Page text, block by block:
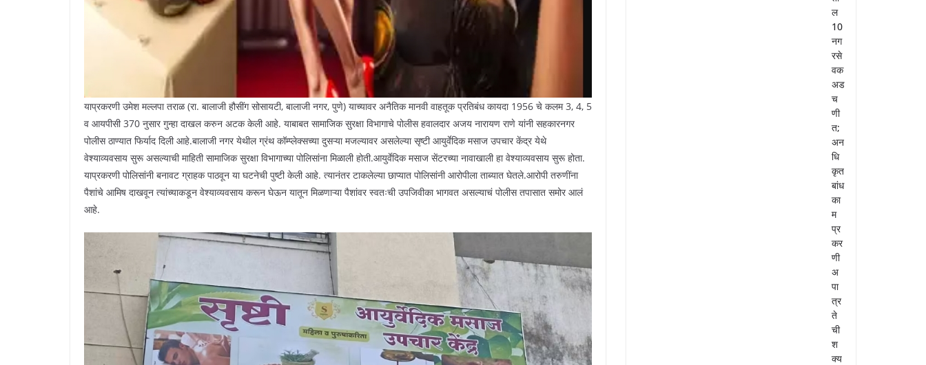
याप्रकरणी उमेश मल्लपा तराळ (रा. बालाजी हौसींग सोसायटी, बालाजी नगर, पुणे) याच्यावर अनैतिक मानवी वाहतूक प्रतिबंध कायदा 1956 चे कलम 3, 4, 5
व आयपीसी 370 नुसार गुन्हा दाखल करुन अटक केली आहे. याबाबत सामाजिक सुरक्षा विभागाचे पोलीस हवालदार अजय नारायण राणे यांनी सहकारनगर
पोलीस ठाण्यात फिर्याद दिली आहे.बालाजी नगर येथील ग्रंथ कॉम्प्लेक्सच्या दुसऱ्या मजल्यावर असलेल्या सृष्टी आयुर्वेदिक मसाज उपचार केंद्र येथे
वेश्याव्यवसाय सुरू असल्याची माहिती सामाजिक सुरक्षा विभागाच्या पोलिसांना मिळाली होती.आयुर्वेदिक मसाज सेंटरच्या नावाखाली हा वेश्याव्यवसाय सुरू होता.
याप्रकरणी पोलिसांनी बनावट ग्राहक पाठवून या घटनेची पुष्टी केली आहे. त्यानंतर टाकलेल्या छाप्यात पोलिसांनी आरोपीला ताब्यात घेतले.आरोपी तरुणींना
पैशांचे आमिष दाखवून त्यांच्याकडून वेश्याव्यवसाय करून घेऊन यातून मिळणाऱ्या पैशांवर स्वतःची उपजिवीका भागवत असल्याचं पोलीस तपासात समोर आलं
आहे.
ल
10
नग
रसे
वक
अड
च
णी
त;
अन
धि
कृत
बांध
का
म
प्र
कर
णी
अ
पा
त्र
ते
ची
श
क्य